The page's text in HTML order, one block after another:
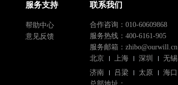
服务支持
帮助中心
意见反馈
联系我们
合作咨询：010-60609868
服务热线：400-6161-905
服务邮箱：zhibo@ourwill.cn
北京
上海 深圳 无锡
济南
吕梁 太原 海口